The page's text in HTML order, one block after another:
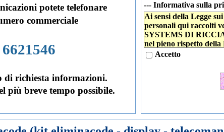
potete telefonare
commerciale
di richiesta informazioni.
più breve tempo possibile.
--- Informativa sulla
Ai sensi della Legge
personali qui raccolti
SYSTEMS DI
nel pieno rispetto della
connesse e
nonché per finalità
mercato, analisi
servizi dell'azienda,
Accetto